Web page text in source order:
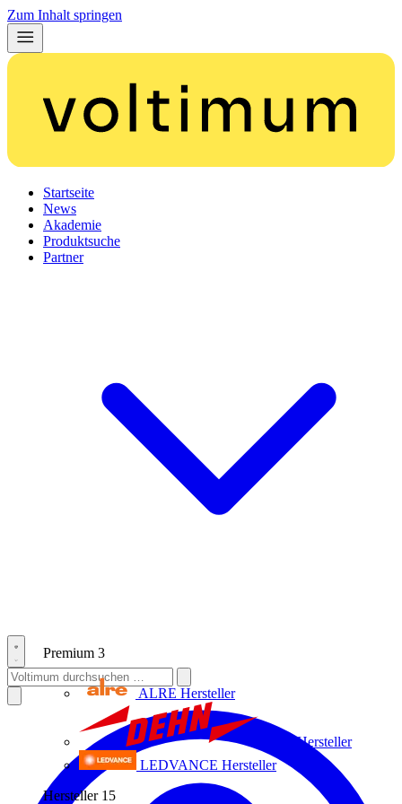
Zum Inhalt springen
Startseite
News
Akademie
Produktsuche
Partner
Premium 3
ALRE Hersteller
Hersteller
LEDVANCE Hersteller
Hersteller 15